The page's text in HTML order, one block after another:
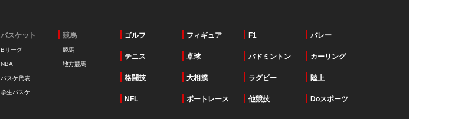
バスケット
Bリーグ
NBA
バスケ代表
学生バスケ
競馬
競馬
地方競馬
ゴルフ フィギュア F1 バレー
テニス 卓球 バドミントン カーリング
格闘技 大相撲 ラグビー 陸上
NFL ボートレース 他競技 Doスポーツ